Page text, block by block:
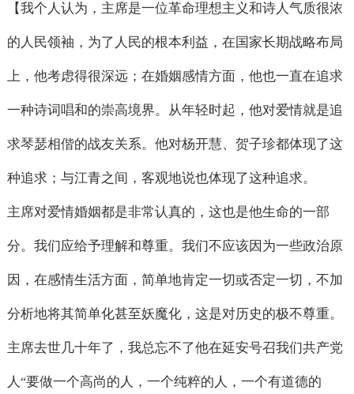
【我个人认为，主席是一位革命理想主义和诗人气质很浓
的人民领袖，为了人民的根本利益，在国家长期战略布局
上，他考虑得很深远；在婚姻感情方面，他也一直在追求
一种诗词唱和的崇高境界。从年轻时起，他对爱情就是追
求琴瑟相偕的战友关系。他对杨开慧、贺子珍都体现了这
种追求；与江青之间，客观地说也体现了这种追求。
主席对爱情婚姻都是非常认真的，这也是他生命的一部
分。我们应给予理解和尊重。我们不应该因为一些政治原
因，在感情生活方面，简单地肯定一切或否定一切，不加
分析地将其简单化甚至妖魔化，这是对历史的极不尊重。
主席去世几十年了，我总忘不了他在延安号召我们共产党
人“要做一个高尚的人，一个纯粹的人，一个有道德的